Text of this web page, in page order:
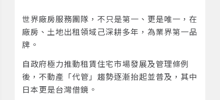
世界廠房服務團隊，不只是第一、更是唯一，在
廠房、土地出租領域己深耕多年，為業界第一品
牌。
自政府極力推動租賃住宅市場發展及管理條例
後，不動產「代管」趨勢逐漸抬起並普及，其中
日本更是台灣借鏡。